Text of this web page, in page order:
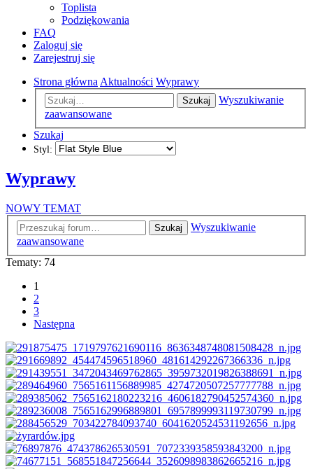
Toplista
Podziękowania
FAQ
Zaloguj się
Zarejestruj się
Strona główna Aktualności Wyprawy
Szukaj
Wyszukiwanie
zaawansowane
Szukaj
Styl:
Wyprawy
NOWY TEMAT
Szukaj
Wyszukiwanie
zaawansowane
Tematy: 74
1
2
3
Następna